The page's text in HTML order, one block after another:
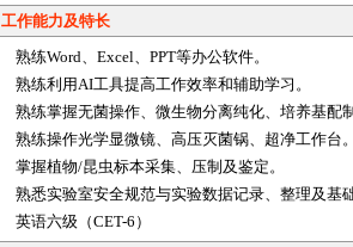
工作能力及特长
熟练Word、Excel、PPT等办公软件。
熟练利用AI工具提高工作效率和辅助学习。
熟练掌握无菌操作、微生物分离纯化、培养基配
熟练操作光学显微镜、高压灭菌锅、超净工作台
掌握植物/昆虫标本采集、压制及鉴定。
熟悉实验室安全规范与实验数据记录、整理及基
英语六级（CET-6）